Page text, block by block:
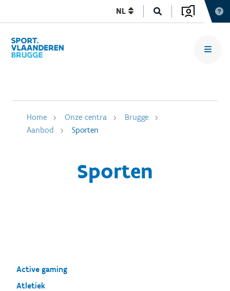
NL
Home Onze centra
Brugge
Aanbod
Sporten
Sporten
Active gaming
Atletiek